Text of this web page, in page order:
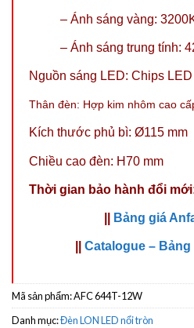
– Ánh sáng vàng:
– Ánh sáng trung tính:
Nguồn sáng LED: Chips
Thân đèn: Hợp kim nhôm cao
Kích thước phủ bì: Ø115 mm
Chiều cao đèn: H70 mm
Thời gian bảo hành đổi
Bảng giá
Catalogue –
Mã sản phẩm:AFC 644T-12W
Danh mục:Đèn LON LED nổi tròn